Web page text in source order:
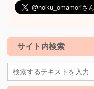
サイト内検索